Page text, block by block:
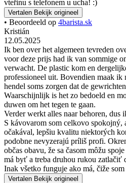
vteřinu s telefonem u ucha! :)
Vertalen Bekijk origineel
• Beoordeeld op 4barista.sk
Kristián
12.05.2025
Ik ben over het algemeen tevreden
voor deze prijs had ik van sommige
verwacht. De plastic kom en
professioneel uit. Bovendien maak
hendel soms zorgen dat de
Waarschijnlijk is het zo bedoeld en
duwen om het tegen te gaan.
Verder werkt alles naar behoren, dus
S kávovarom som celkovo spokojný,
očakával, lepšiu kvalitu niektorých
podobne nevyzerajú príliš profi.
občas obavu, že sa časom môžu
má byť a treba druhou rukou zatlačiť
Inak všetko funguje ako má, čiže
Vertalen Bekijk origineel